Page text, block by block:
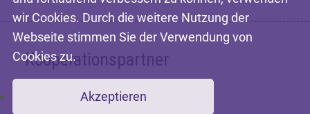
Kooperationspartner
Mit freundlicher Unterstützung der
wir Cookies. Durch die weitere Nutzung der
Webseite stimmen Sie der Verwendung von
Cookies zu.
Akzeptieren